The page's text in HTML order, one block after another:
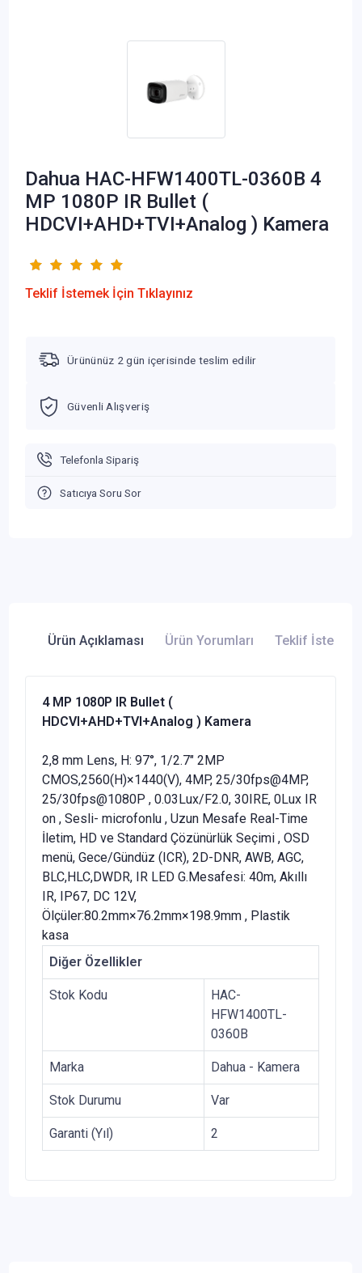
Dahua HAC-HFW1400TL-0360B 4
MP 1080P IR Bullet (
HDCVI+AHD+TVI+Analog ) Kamera
Teklif İstemek İçin Tıklayınız
Ürününüz 2 gün içerisinde teslim edilir
Güvenli Alışveriş
Telefonla Sipariş
Satıcıya Soru Sor
Ürün Açıklaması Ürün Yorumları Teklif İste
4 MP 1080P IR Bullet (
HDCVI+AHD+TVI+Analog ) Kamera
2,8 mm Lens, H: 97°, 1/2.7" 2MP
CMOS,2560(H)×1440(V), 4MP, 25/30fps@4MP,
25/30fps@1080P , 0.03Lux/F2.0, 30IRE, 0Lux IR
on , Sesli- microfonlu , Uzun Mesafe Real-Time
İletim, HD ve Standard Çözünürlük Seçimi , OSD
menü, Gece/Gündüz (ICR), 2D-DNR, AWB, AGC,
BLC,HLC,DWDR, IR LED G.Mesafesi: 40m, Akıllı
IR, IP67, DC 12V,
Ölçüler:80.2mm×76.2mm×198.9mm , Plastik
kasa
Diğer Özellikler
Stok Kodu
HAC-
HFW1400TL-
0360B
Marka Dahua - Kamera
Stok Durumu Var
Garanti (Yıl) 2